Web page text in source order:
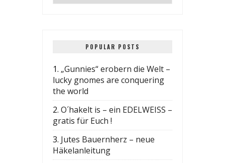
POPULAR POSTS
1. „Gunnies“ erobern die Welt –
lucky gnomes are conquering
the world
2. O´hakelt is – ein EDELWEISS –
gratis für Euch !
3. Jutes Bauernherz – neue
Häkelanleitung